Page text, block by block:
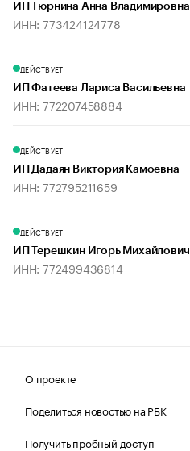
ИП Тюрнина Анна Владимировна
ИНН: 773424124778
ДЕЙСТВУЕТ
ИП Фатеева Лариса Васильевна
ИНН: 772207458884
ДЕЙСТВУЕТ
ИП Дадаян Виктория Камоевна
ИНН: 772795211659
ДЕЙСТВУЕТ
ИП Терешкин Игорь Михайлович
ИНН: 772499436814
О проекте
Поделиться новостью на РБК
Получить пробный доступ